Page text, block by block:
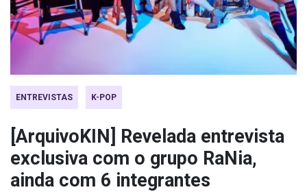
ENTREVISTAS K-POP
[ArquivoKIN] Revelada entrevista
exclusiva com o grupo RaNia,
ainda com 6 integrantes